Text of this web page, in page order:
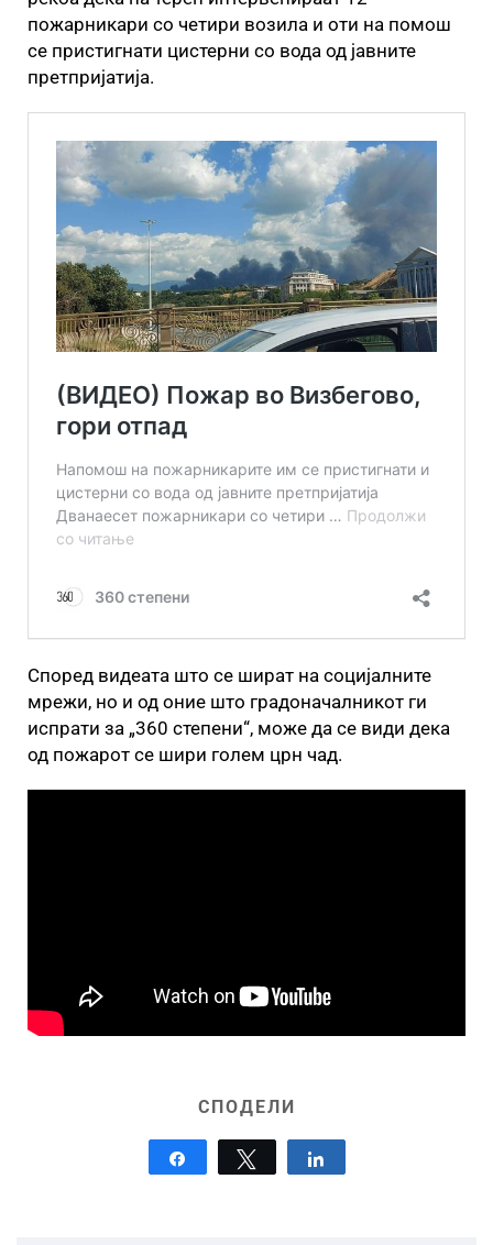
пожарникари со четири возила и оти на помош
се пристигнати цистерни со вода од јавните
претпријатија.
Според видеата што се шират на социјалните
мрежи, но и од оние што градоначалникот ги
испрати за „360 степени“, може да се види дека
од пожарот се шири голем црн чад.
СПОДЕЛИ
Share Tweet